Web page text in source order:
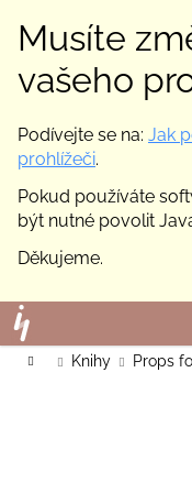
Musíte
vašeho
Podívejte se na: Jak
prohlížeči.
Pokud používáte
být nutné povolit
Děkujeme.
Přejít
na
obsah
DomůKnihy Props
Zpět
Zpět
C
o
p
o
t
ř
b
u